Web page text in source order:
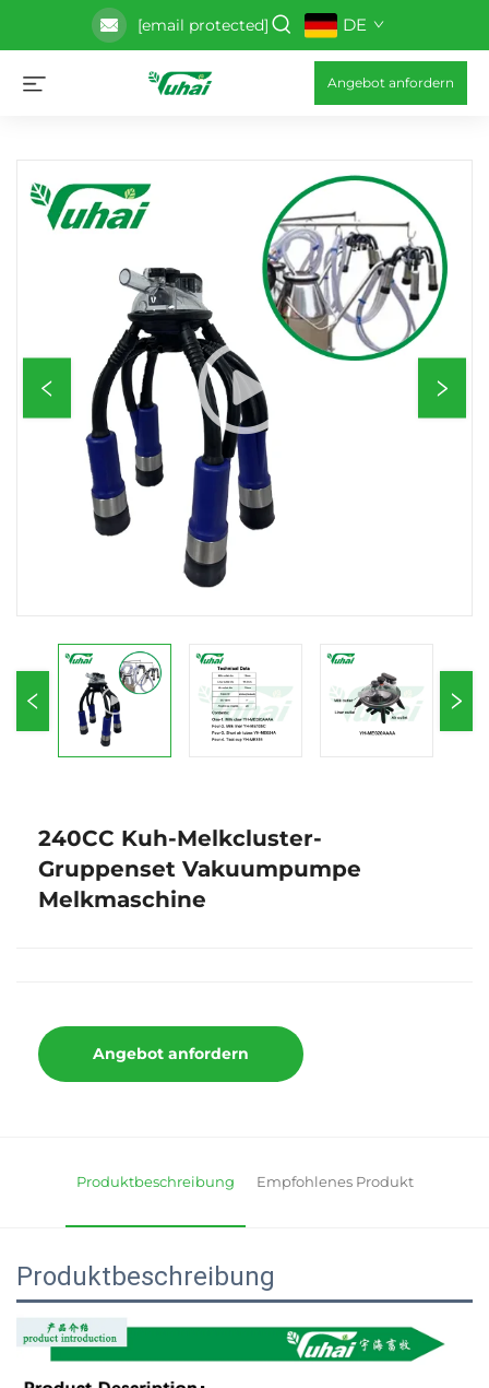
[email protected] DE
Angebot anfordern
240CC Kuh-Melkcluster-
Gruppenset Vakuumpumpe
Melkmaschine
Angebot anfordern
Produktbeschreibung Empfohlenes Produkt
Produktbeschreibung